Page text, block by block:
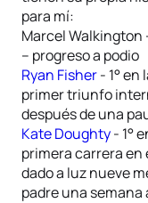
para mí:
Marcel Walkington
– progreso a podio
Ryan Fisher- 1° en
primer triunfo
después de una
Kate Doughty- 1°
primera carrera en
dado a luz nueve
padre una